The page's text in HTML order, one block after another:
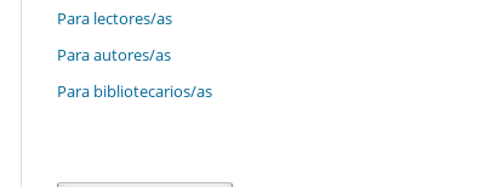
Para lectores/as
Para autores/as
Para bibliotecarios/as